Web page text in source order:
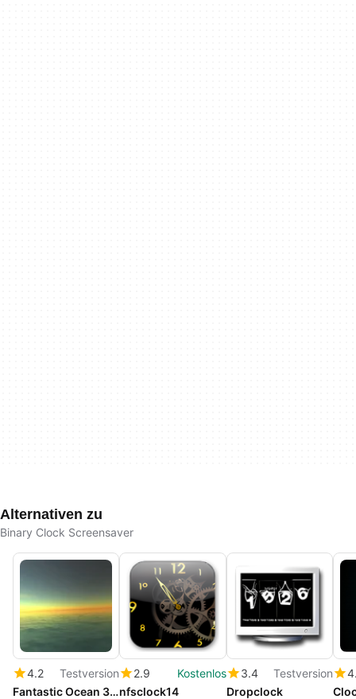
Alternativen zu
Binary Clock Screensaver
4.2
Testversion
Fantastic Ocean 3D Screensaver
2.9
Kostenlos
nfsclock14
3.4
Testversion
Dropclock